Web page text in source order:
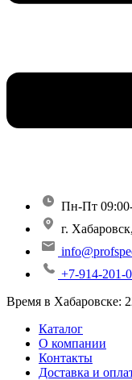
Пн-Пт
г.
+7-914-201-
Время в Хабаровске:
Каталог
О компании
Контакты
Доставка и